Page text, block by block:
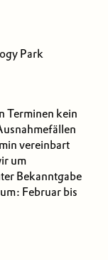
Park
Terminen kein
vereinbart
um
Bekanntgabe
Februar bis